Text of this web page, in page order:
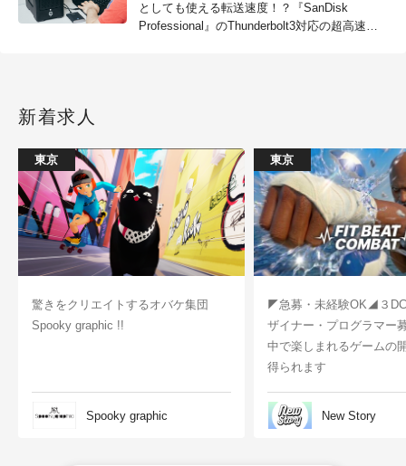
としても使える転送速度！？『SanDisk
Professional』のThunderbolt3対応の超高速ス
新着求人
東京
驚きをクリエイトするオバケ集団
Spooky graphic !!
Spooky graphic
東京
◤急募・未経験OK◢３
ザイナー・プログラマー
中で楽しまれるゲームの
得られます
New Story